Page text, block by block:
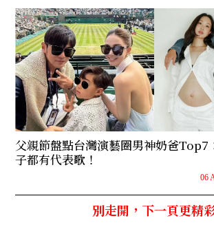
父親節盤點台灣演藝圈男神奶爸Top7
子都有代表歌！
06
別走開，下一頁更精